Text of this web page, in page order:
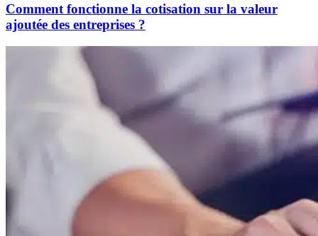
Comment fonctionne la cotisation sur la valeur
ajoutée des entreprises ?